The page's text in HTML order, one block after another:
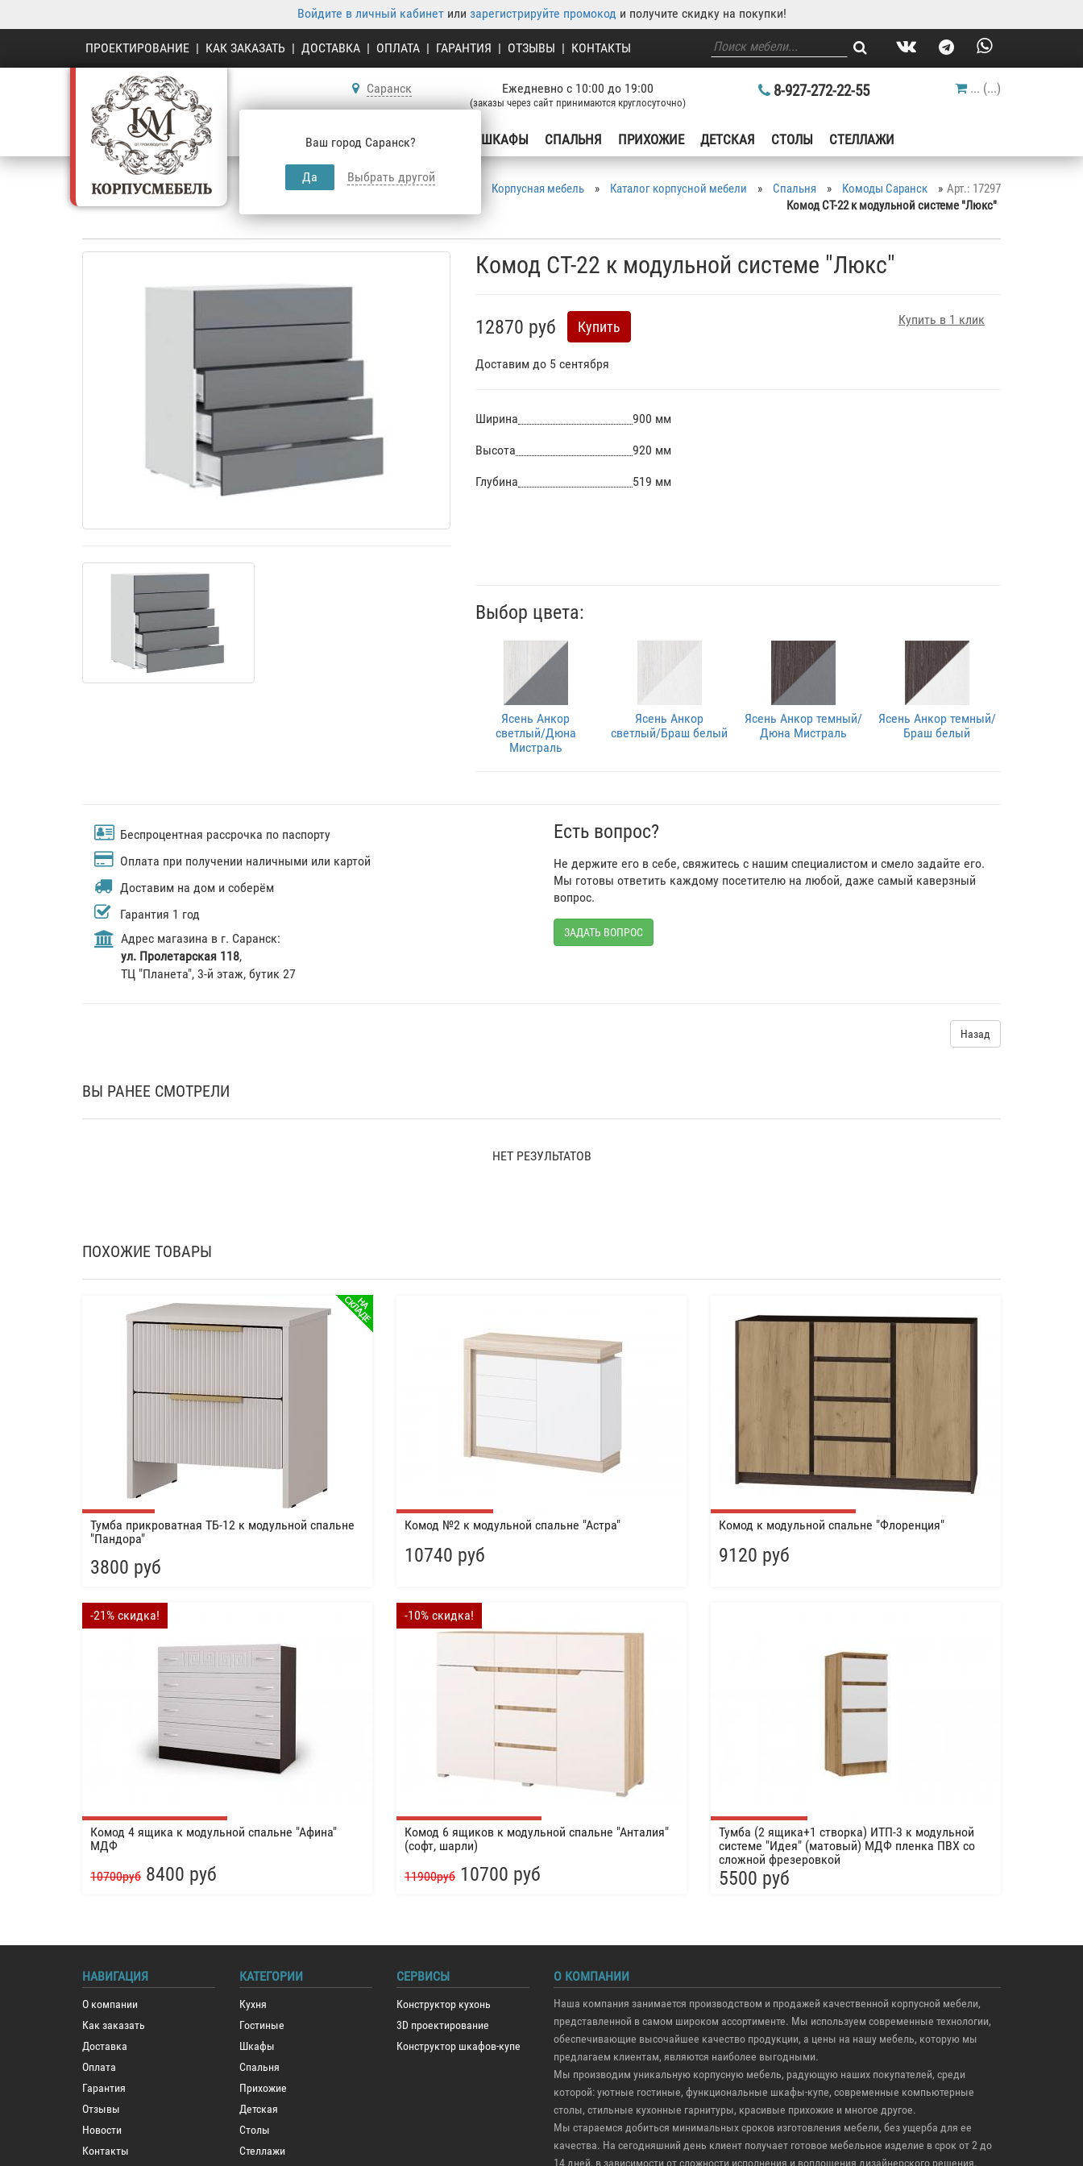
Войдите в личный кабинетили зарегистрируйте промокод и получите скидку на покупки!
ПРОЕКТИРОВАНИЕ | КАК ЗАКАЗАТЬ | ДОСТАВКА | ОПЛАТА | ГАРАНТИЯ | ОТЗЫВЫ | КОНТАКТЫ
Саранск
Ваш город Саранск?
Да Выбрать другой
Ежедневно с 10:00 до 19:00
(заказы через сайт принимаются круглосуточно)
8-927-272-22-55 ... (...)
КУХНЯ ГОСТИНЫЕ ШКАФЫ СПАЛЬНЯ ПРИХОЖИЕ ДЕТСКАЯ СТОЛЫ СТЕЛЛАЖИ
Арт.: 17297
Корпусная мебель » Каталог корпусной мебели » Спальня » Комоды Саранск
»
Комод СТ-22 к модульной системе "Люкс"
Комод СТ-22 к модульной системе "Люкс"
Купить в 1 клик
12870 руб Купить
Доставим до 5 сентября
Ширина 900 мм
Высота 920 мм
Глубина 519 мм
Выбор цвета:
Ясень Анкор
светлый/Дюна
Мистраль
Ясень Анкор
светлый/Браш белый
Ясень Анкор темный/
Дюна Мистраль
Ясень Анкор темный/
Браш белый
Беспроцентная рассрочка по паспорту
Оплата при получении наличными или картой
Доставим на дом и соберём
Гарантия 1 год
Адрес магазина в г. Саранск:
ул. Пролетарская 118,
ТЦ "Планета", 3-й этаж, бутик 27
Есть вопрос?
Не держите его в себе, свяжитесь с нашим специалистом и смело задайте его.
Мы готовы ответить каждому посетителю на любой, даже самый каверзный
вопрос.
ЗАДАТЬ ВОПРОС
Назад
ВЫ РАНЕЕ СМОТРЕЛИ
НЕТ РЕЗУЛЬТАТОВ
ПОХОЖИЕ ТОВАРЫ
Тумба прикроватная ТБ-12 к модульной спальне
"Пандора"
3800 руб
Комод №2 к модульной спальне "Астра"
10740 руб
Комод к модульной спальне "Флоренция"
9120 руб
-21% скидка!
Комод 4 ящика к модульной спальне "Афина"
МДФ
10700руб 8400 руб
-10% скидка!
Комод 6 ящиков к модульной спальне "Анталия"
(софт, шарли)
11900руб 10700 руб
Тумба (2 ящика+1 створка) ИТП-3 к модульной
системе "Идея" (матовый) МДФ пленка ПВХ со
сложной фрезеровкой
5500 руб
НАВИГАЦИЯ
О компании
Как заказать
Доставка
Оплата
Гарантия
Отзывы
Новости
Контакты
КАТЕГОРИИ
Кухня
Гостиные
Шкафы
Спальня
Прихожие
Детская
Столы
Стеллажи
СЕРВИСЫ
Конструктор кухонь
3D проектирование
Конструктор шкафов-купе
О КОМПАНИИ
Наша компания занимается производством и продажей качественной корпусной мебели,
представленной в самом широком ассортименте. Мы используем современные технологии,
обеспечивающие высочайшее качество продукции, а цены на нашу мебель, которую мы
предлагаем клиентам, являются наиболее выгодными.
Мы производим уникальную корпусную мебель, радующую наших покупателей, среди
которой: уютные гостиные, функциональные шкафы-купе, современные компьютерные
столы, стильные кухонные гарнитуры, красивые прихожие и многое другое.
Мы стараемся добиться минимальных сроков изготовления мебели, без ущерба для ее
качества. На сегодняшний день клиент получает готовое мебельное изделие в срок от 2 до
14 дней, в зависимости от сложности исполнения и воплощения дизайнерского решения.